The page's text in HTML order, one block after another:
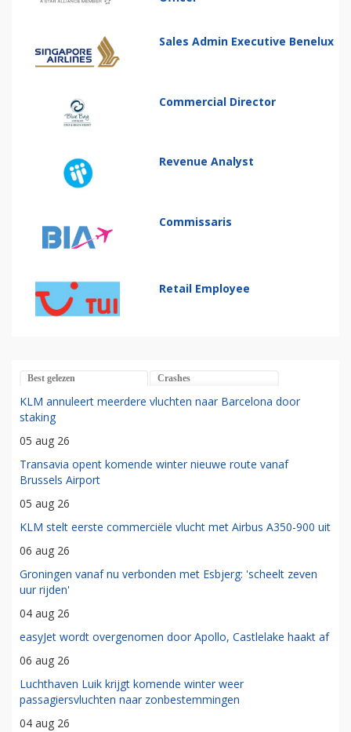
Sales Admin Executive Benelux
Commercial Director
Revenue Analyst
Commissaris
Retail Employee
Best gelezen Crashes
KLM annuleert meerdere vluchten naar Barcelona door
staking
05 aug 26
Transavia opent komende winter nieuwe route vanaf
Brussels Airport
05 aug 26
KLM stelt eerste commerciële vlucht met Airbus A350-900 uit
06 aug 26
Groningen vanaf nu verbonden met Esbjerg: 'scheelt zeven
uur rijden'
04 aug 26
easyJet wordt overgenomen door Apollo, Castlelake haakt af
06 aug 26
Luchthaven Luik krijgt komende winter weer
passagiersvluchten naar zonbestemmingen
04 aug 26